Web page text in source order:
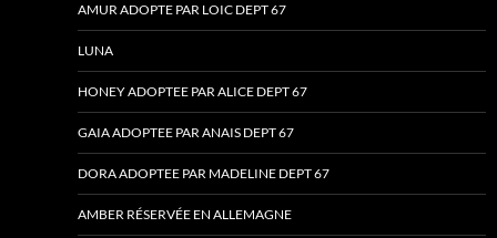
AMUR ADOPTE PAR LOIC DEPT 67
LUNA
HONEY ADOPTEE PAR ALICE DEPT 67
GAIA ADOPTEE PAR ANAIS DEPT 67
DORA ADOPTEE PAR MADELINE DEPT 67
AMBER RÉSERVÉE EN ALLEMAGNE